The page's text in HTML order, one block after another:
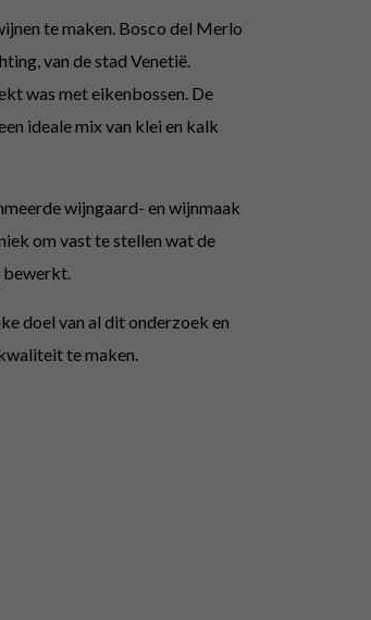
te maken. Bosco del Merlo
van de stad Venetië.
was met eikenbossen. De
ideale mix van klei en kalk
wijngaard- en wijnmaak
om vast te stellen wat de
bewerkt.
doel van al dit onderzoek en
te maken.